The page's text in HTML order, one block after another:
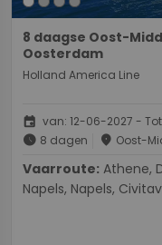
8 daagse Oost-
Oosterdam
Holland America Line
event van: 12-06-2027 -
schedule 8 dagen place Oost-
Vaarroute:
Napels, Napels,